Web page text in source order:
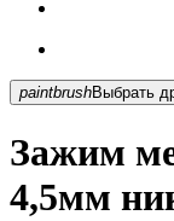
paintbrush
Зажим
4,5мм